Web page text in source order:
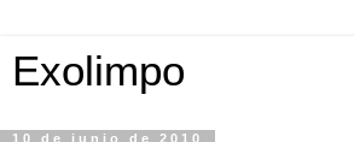
Exolimpo
10 de junio de 2010